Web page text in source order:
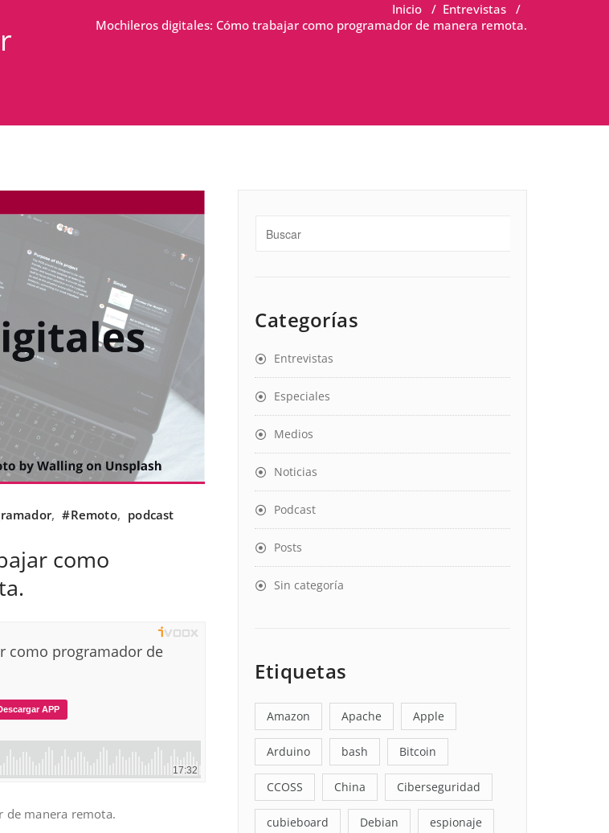
Inicio / Entrevistas /
Mochileros digitales: Cómo trabajar como programador de manera remota.
, #Remoto, podcast
como
de manera remota.
Categorías
Entrevistas
Especiales
Medios
Noticias
Podcast
Posts
Sin categoría
Etiquetas
Amazon Apache Apple
Arduino bash Bitcoin
CCOSS China Ciberseguridad
cubieboard Debian espionaje